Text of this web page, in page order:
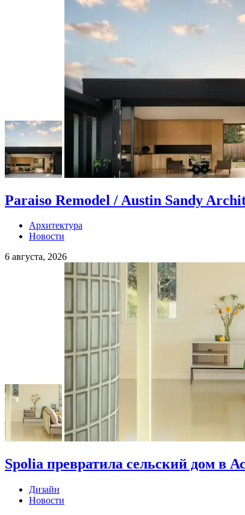
Paraiso Remodel / Austin Sandy
Архитектура
Новости
6 августа, 2026
Spolia превратила сельский дом в
Дизайн
Новости